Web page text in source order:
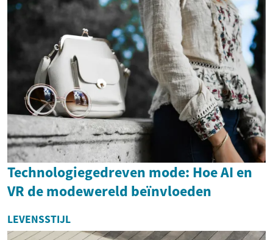
Technologiegedreven mode: Hoe AI en
VR de modewereld beïnvloeden
LEVENSSTIJL